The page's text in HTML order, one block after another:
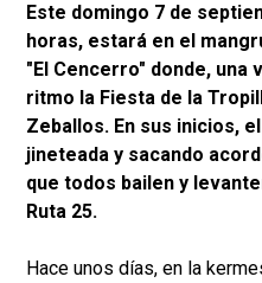
Este domingo 7 de
horas, estará en el
"El Cencerro" donde, una
ritmo la Fiesta de la
Zeballos. En sus inicios,
jineteada y sacando
que todos bailen y
Ruta 25.
Hace unos días, en la